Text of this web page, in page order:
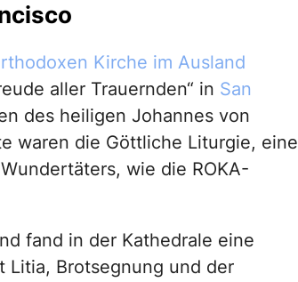
Kirche im Ausland
aller Trauernden“ in San
des heiligen Johannes von
waren die Göttliche Liturgie, eine
wie die ROKA-
fand in der Kathedrale eine
Litia, Brotsegnung und der